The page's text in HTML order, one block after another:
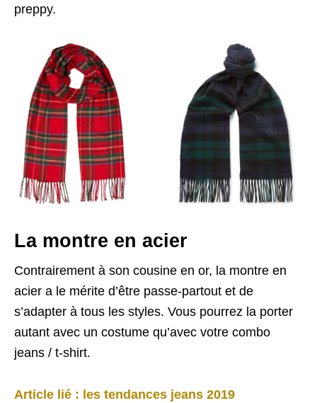
preppy.
La montre en acier
Contrairement à son cousine en or, la montre en
acier a le mérite d’être passe-partout et de
s’adapter à tous les styles. Vous pourrez la porter
autant avec un costume qu’avec votre combo
jeans / t-shirt.
Article lié : les tendances jeans 2019